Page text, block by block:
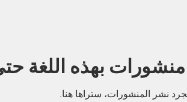
بهذه اللغة
نشر المنشورات، ستراها هنا.